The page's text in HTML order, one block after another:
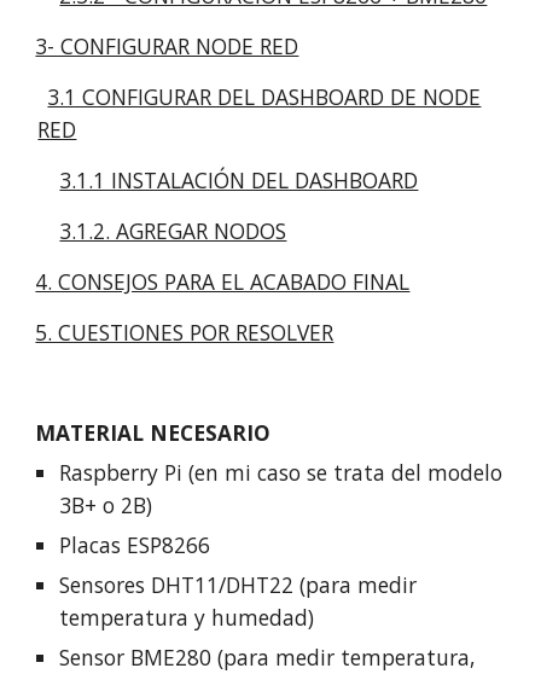
3- CONFIGURAR NODE RED
3.1 CONFIGURAR DEL DASHBOARD DE NODE
RED
3.1.1 INSTALACIÓN DEL DASHBOARD
3.1.2. AGREGAR NODOS
4. CONSEJOS PARA EL ACABADO FINAL
5. CUESTIONES POR RESOLVER
MATERIAL NECESARIO
Raspberry Pi (en mi caso se trata del modelo
3B+ o 2B)
Placas ESP8266
Sensores DHT11/DHT22 (para medir
temperatura y humedad)
Sensor BME280 (para medir temperatura,